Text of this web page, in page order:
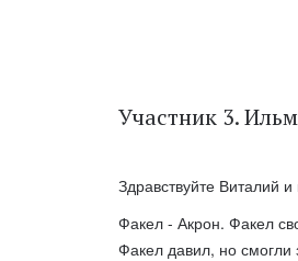
Участник 3.
Здравствуйте Виталий
Факел - Акрон. Факел
Факел давил, но